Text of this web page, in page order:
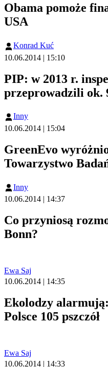
Obama pomoże
USA
Konrad Kuć
10.06.2014 | 15:10
PIP: w 2013 r.
przeprowadzili ok.
Inny
10.06.2014 | 15:04
GreenEvo
Towarzystwo
Inny
10.06.2014 | 14:37
Co przyniosą
Bonn?
Ewa Saj
10.06.2014 | 14:35
Ekolodzy
Polsce 105 pszczół
Ewa Saj
10.06.2014 | 14:33